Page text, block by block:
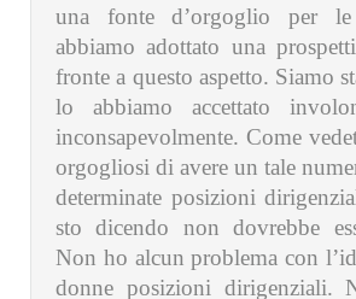
una fonte d’orgoglio per
abbiamo adottato una
fronte a questo aspetto. Siamo
lo abbiamo accettato
inconsapevolmente. Come
orgogliosi di avere un tale
determinate posizioni
sto dicendo non dovrebbe
Non ho alcun problema con
donne posizioni dirigenziali.